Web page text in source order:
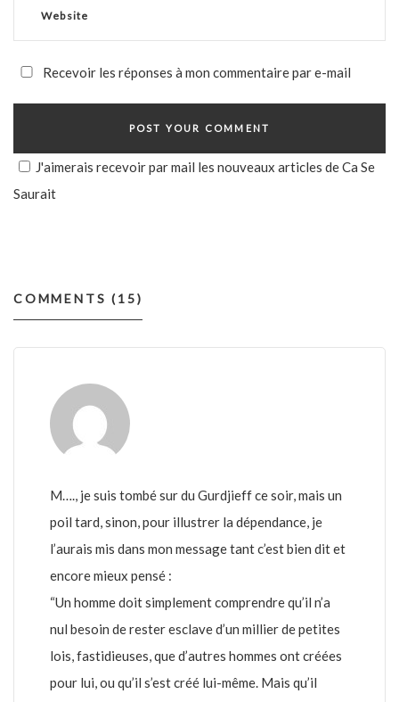
Recevoir les réponses à mon commentaire par e-mail
J'aimerais recevoir par mail les nouveaux articles de Ca Se
Saurait
COMMENTS (15)
M…., je suis tombé sur du Gurdjieff ce soir, mais un
poil tard, sinon, pour illustrer la dépendance, je
l’aurais mis dans mon message tant c’est bien dit et
encore mieux pensé :
“Un homme doit simplement comprendre qu’il n’a
nul besoin de rester esclave d’un millier de petites
lois, fastidieuses, que d’autres hommes ont créées
pour lui, ou qu’il s’est créé lui-même. Mais qu’il